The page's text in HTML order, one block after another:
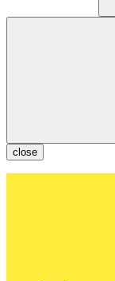
close